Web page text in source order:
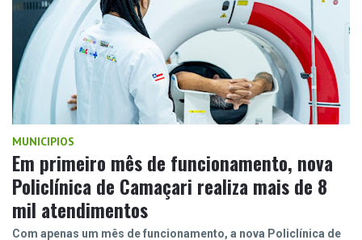
MUNICIPIOS
Em primeiro mês de funcionamento, nova
Policlínica de Camaçari realiza mais de 8
mil atendimentos
Com apenas um mês de funcionamento, a nova Policlínica de